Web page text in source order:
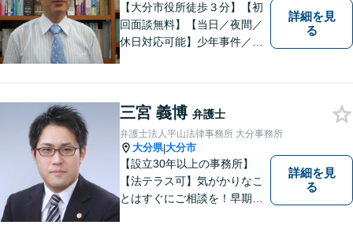
【大分市役所徒歩３分】【初
回面談無料】【当日／夜間／
休日対応可能】少年事件／家
ービスを受けられるべく、社
会正義の実現のために最善を
尽くします。
詳細を見
る
三宮 義博 弁護士
弁護士法人平山法律事務所 大分事務所
大分県|大分市
【設立30年以上の事務所】
【法テラス可】気がかりなこ
とはすぐにご相談を！早期対
詳細を見
る